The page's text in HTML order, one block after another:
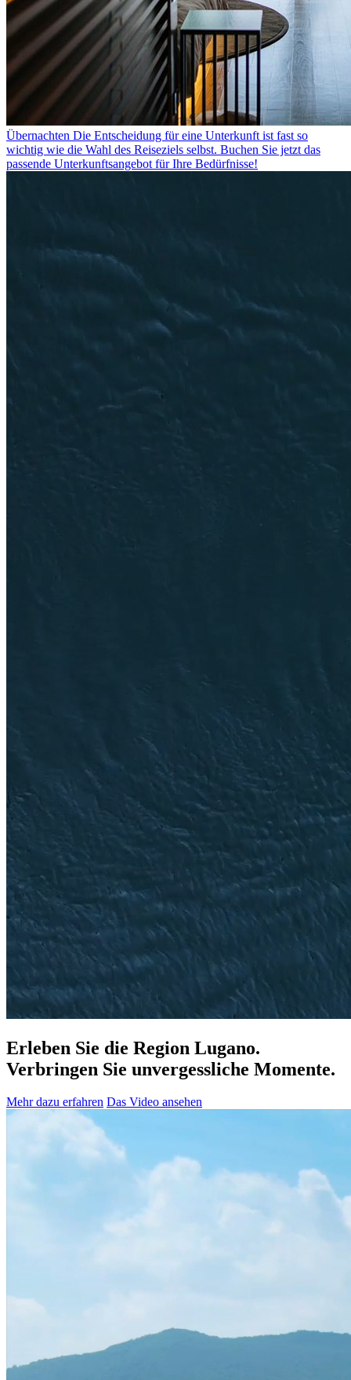
Übernachten Die Entscheidung für eine Unterkunft ist fast so
wichtig wie die Wahl des Reiseziels selbst. Buchen Sie jetzt das
passende Unterkunftsangebot für Ihre Bedürfnisse!
Erleben Sie die Region Lugano.
Verbringen Sie unvergessliche Momente.
Mehr dazu erfahren Das Video ansehen